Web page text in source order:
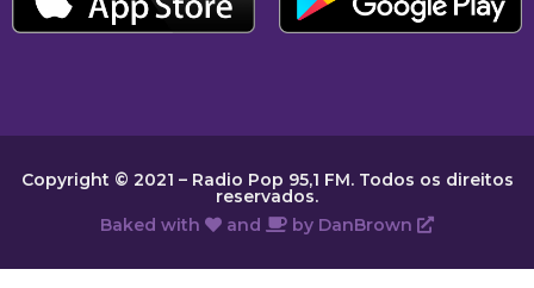
Copyright © 2021 – Radio Pop 95,1 FM. Todos os direitos
reservados.
Baked with
and by DanBrown